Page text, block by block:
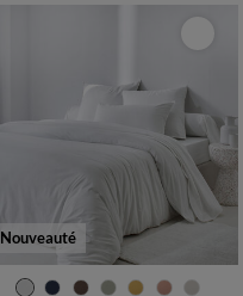
Nouveauté